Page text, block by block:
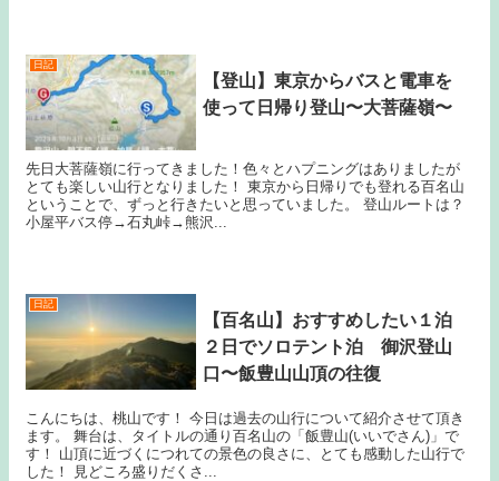
日記
【登山】東京からバスと電車を
使って日帰り登山〜大菩薩嶺〜
先日大菩薩嶺に行ってきました！色々とハプニングはありましたが
とても楽しい山行となりました！ 東京から日帰りでも登れる百名山
ということで、ずっと行きたいと思っていました。 登山ルートは？
小屋平バス停→石丸峠→熊沢...
日記
【百名山】おすすめしたい１泊
２日でソロテント泊 御沢登山
口〜飯豊山山頂の往復
こんにちは、桃山です！ 今日は過去の山行について紹介させて頂き
ます。 舞台は、タイトルの通り百名山の「飯豊山(いいでさん)」で
す！ 山頂に近づくにつれての景色の良さに、とても感動した山行で
した！ 見どころ盛りだくさ...